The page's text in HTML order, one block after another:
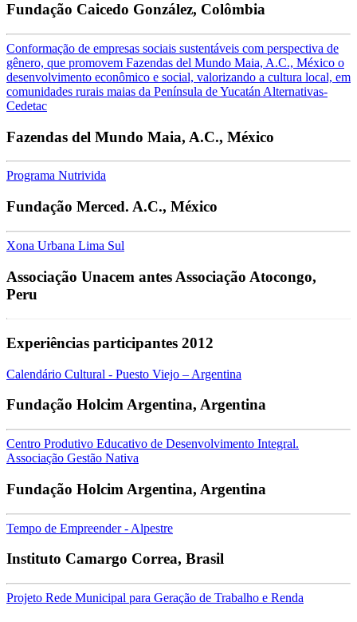
Fundação Caicedo González, Colômbia
Conformação de empresas sociais sustentáveis com perspectiva de
gênero, que promovem Fazendas del Mundo Maia, A.C., México o
desenvolvimento econômico e social, valorizando a cultura local, em
comunidades rurais maias da Península de Yucatán Alternativas-
Cedetac
Fazendas del Mundo Maia, A.C., México
Programa Nutrivida
Fundação Merced. A.C., México
Xona Urbana Lima Sul
Associação Unacem antes Associação Atocongo,
Peru
Experiências participantes 2012
Calendário Cultural - Puesto Viejo – Argentina
Fundação Holcim Argentina, Argentina
Centro Produtivo Educativo de Desenvolvimento Integral.
Associação Gestão Nativa
Fundação Holcim Argentina, Argentina
Tempo de Empreender - Alpestre
Instituto Camargo Correa, Brasil
Projeto Rede Municipal para Geração de Trabalho e Renda